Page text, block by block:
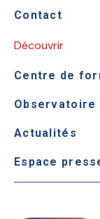
Contact
Découvrir
Centre de
Observatoire
Actualités
Espace